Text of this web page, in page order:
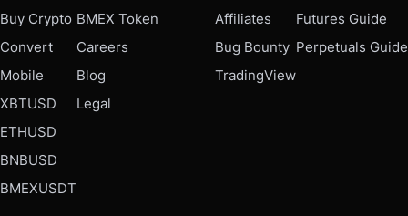
Buy Crypto
Convert
Mobile
XBTUSD
ETHUSD
BNBUSD
BMEXUSDT
BMEX Token
Careers
Blog
Legal
Affiliates
Bug Bounty
TradingView
Futures Guide
Perpetuals Guide